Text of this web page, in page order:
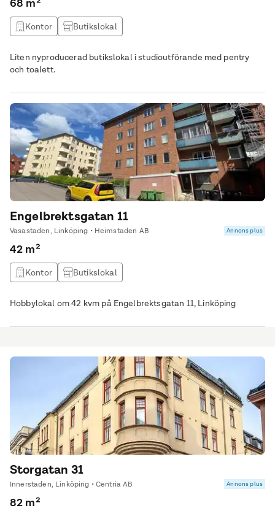
68 m²
Kontor Butikslokal
Liten nyproducerad butikslokal i studioutförande med pentry
och toalett.
Engelbrektsgatan 11
Vasastaden, Linköping • Heimstaden AB Annons plus
42 m²
Kontor Butikslokal
Hobbylokal om 42 kvm på Engelbrektsgatan 11, Linköping
Storgatan 31
Innerstaden, Linköping • Centria AB Annons plus
82 m²